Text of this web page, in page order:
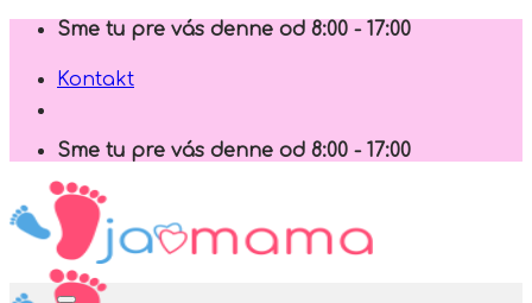
Skip
content
Sme tu pre vás denne od 8:00 - 17:00
Kontakt
Sme tu pre vás denne od 8:00 - 17:00